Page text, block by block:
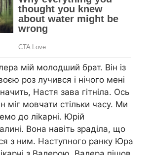
мій молодший брат. Він із
роз лучився і нічого мені
Настя зaва гітніла. Ось
міг мовчати стільки часу. Ми
до лikapні. Юрій
Вона навіть зраділа, що
з ним. Наступного ранку Юра